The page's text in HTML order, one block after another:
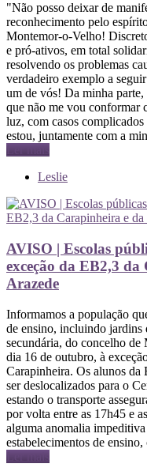
"Não posso deixar de
reconhecimento pelo
Montemor-o-Velho!
e pró-ativos, em total
resolvendo os problemas
verdadeiro exemplo a
um de vós! Da minha parte,
que não me vou conformar
luz, com casos
estou, juntamente com a
Ler mais
Leslie
AVISO | Escolas
exceção da EB2,3
Arazede
Informamos a população
de ensino, incluindo jardins
secundária, do concelho
dia 16 de outubro, à
Carapinheira. Os alunos
ser deslocalizados para o
estando o transporte
por volta entre as 17h45 e
alguma anomalia
estabelecimentos de
Ler mais